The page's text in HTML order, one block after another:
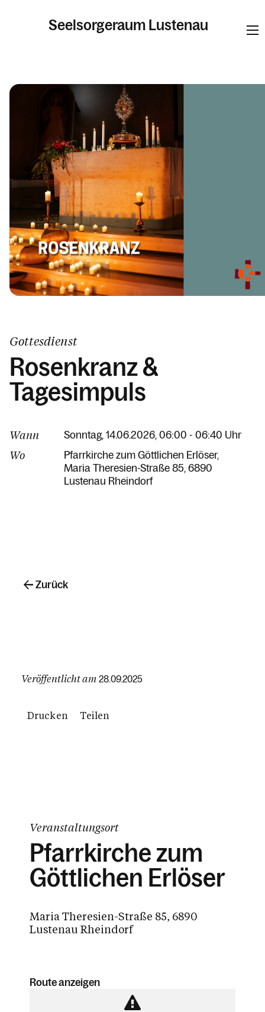
Seelsorgeraum Lustenau
Pfarren
Kalender
Personen
Kontakt
Gottesdienst
Rosenkranz &
Tagesimpuls
Wann Sonntag, 14.06.2026, 06:00 - 06:40 Uhr
Wo
Pfarrkirche zum Göttlichen Erlöser
Maria Theresien-Straße 85 6890
Lustenau Rheindorf
Veröffentlicht am 28.09.2025
Drucken Teilen
Zurück
Veranstaltungsort
Pfarrkirche zum
Göttlichen Erlöser
Maria Theresien-Straße 85, 6890
Lustenau Rheindorf
Route anzeigen